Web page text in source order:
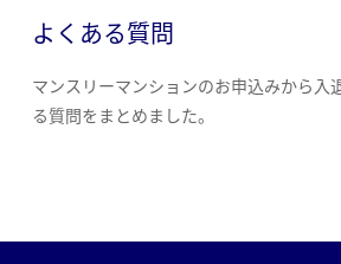
よくある質問
マンスリーマンションのお申込みから入
る質問をまとめました。